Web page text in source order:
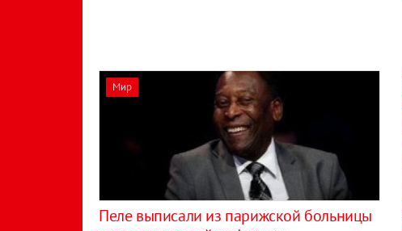
Мир
Пеле выписали из парижской больницы